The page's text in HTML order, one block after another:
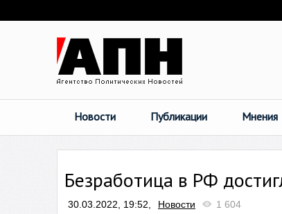
Новости Публикации Мнения
Безработица в РФ
30.03.2022, 19:52, Новости 1 604